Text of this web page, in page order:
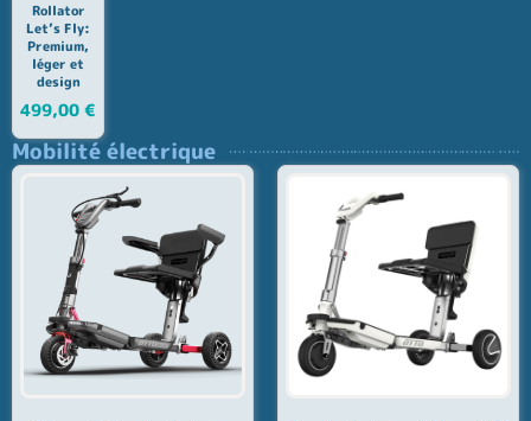
Rollator
Let’s Fly:
Premium,
léger et
design
499,00 €
Mobilité électrique